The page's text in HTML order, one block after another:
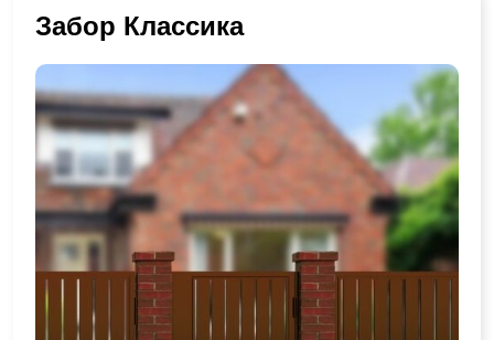
Забор Классика